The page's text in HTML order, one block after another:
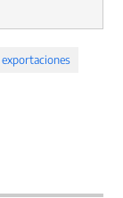
exportaciones